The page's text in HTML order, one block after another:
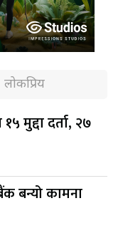
लोकप्रिय
मुद्दा दर्ता, २७
बन्यो कामना